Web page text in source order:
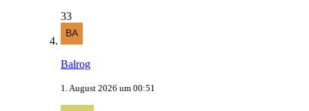
33
Balrog
1. August 2026 um 00:51